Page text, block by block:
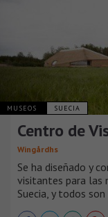
MUSEOS SUECIA
Centro de
Wingårdhs
Se ha diseñado y
visitantes para las
Suecia, y todos son